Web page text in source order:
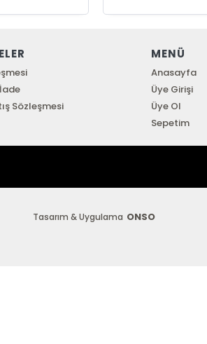
Sözleşmesi
MENÜ
Anasayfa
Üye Girişi
Üye Ol
Sepetim
Tasarım & Uygulama ONSO